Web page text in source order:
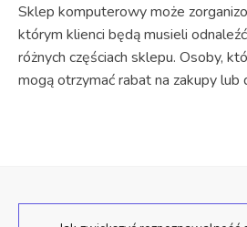
Sklep komputerowy może
którym klienci będą musieli
różnych częściach sklepu. Osoby,
mogą otrzymać rabat na zakupy lub